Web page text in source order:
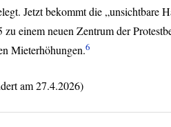
Jetzt bekommt die „unsichtbare
zu einem neuen Zentrum der
Mieterhöhungen.6
am 27.4.2026)